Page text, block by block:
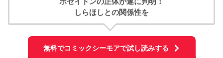
しらほしとの関係性を
無料でコミックシーモアで試し読みする